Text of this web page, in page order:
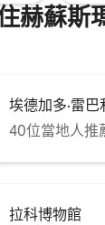
赫蘇斯
埃德加多·雷
40位當地人推
拉科博物館